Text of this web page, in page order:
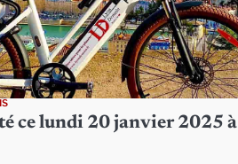
ce lundi 20 janvier 2025 à